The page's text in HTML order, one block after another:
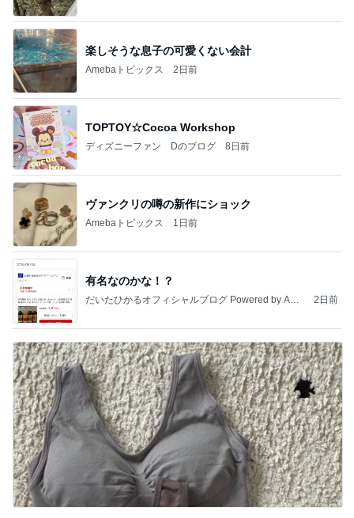
楽しそうな息子の可愛くない会計
Amebaトピックス 2日前
TOPTOY☆Cocoa Workshop
ディズニーファン Dのブログ 8日前
ヴァンクリの噂の新作にショック
Amebaトピックス 1日前
有名なのかな！？
だいたひかるオフィシャルブログ Powered by Ame
2日前